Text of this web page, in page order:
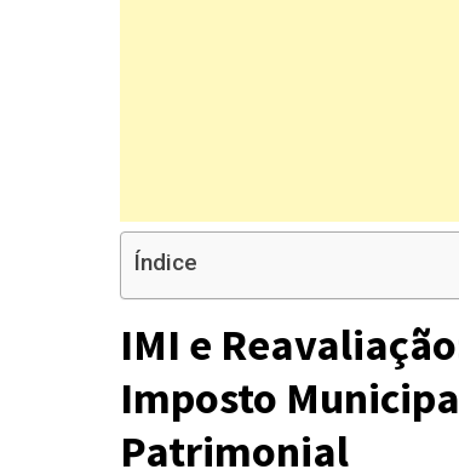
Índice
IMI e
Imposto
Patrimonial